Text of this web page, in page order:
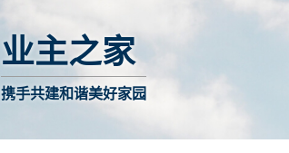
业主之家
携手共建和谐美好家园